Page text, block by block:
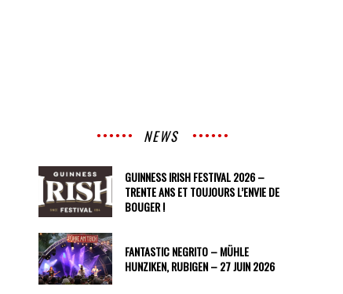
NEWS
GUINNESS IRISH FESTIVAL 2026 –
TRENTE ANS ET TOUJOURS L’ENVIE DE
BOUGER !
FANTASTIC NEGRITO – MÜHLE
HUNZIKEN, RUBIGEN – 27 JUIN 2026